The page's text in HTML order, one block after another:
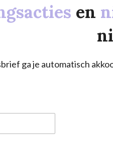
en
ga je automatisch